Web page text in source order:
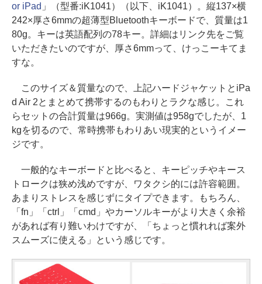
or iPad 」（型番:iK1041）（以下、iK1041）。縦137×横
242×厚さ6mmの超薄型Bluetoothキーボードで、質量は1
80g。キーは英語配列の78キー。詳細はリンク先をご覧
いただきたいのですが、厚さ6mmって、けっこーキてま
すな。
このサイズ＆質量なので、上記ハードジャケットとiPa
d Air 2とまとめて携帯するのもわりとラクな感じ。これ
らセットの合計質量は966g。実測値は958gでしたが、1
kgを切るので、常時携帯もわりあい現実的というイメー
ジです。
一般的なキーボードと比べると、キーピッチやキース
トロークは狭め浅めですが、ワタクシ的には許容範囲。
あまりストレスを感じずにタイプできます。もちろん、
「fn」「ctrl」「cmd」やカーソルキーがより大きく余裕
があれば有り難いわけですが、「ちょっと慣れれば案外
スムーズに使える」という感じです。